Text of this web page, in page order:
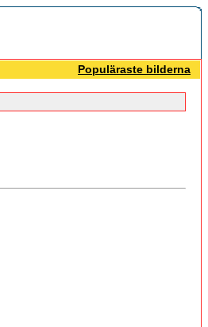
Populäraste bilderna